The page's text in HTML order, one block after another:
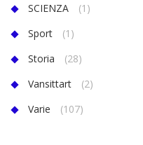
SCIENZA
(1)
Sport
(1)
Storia
(28)
Vansittart
(2)
Varie
(107)